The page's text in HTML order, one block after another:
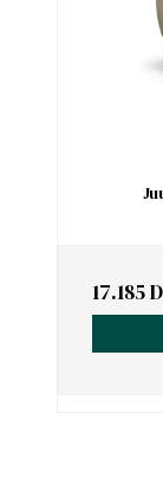
17.185